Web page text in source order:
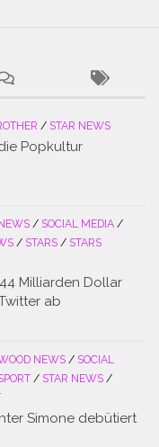
/ STAR NEWS
Popkultur
/ SOCIAL MEDIA /
/ STARS / STARS
Milliarden Dollar
ab
NEWS / SOCIAL
/ STAR NEWS /
Simone debütiert